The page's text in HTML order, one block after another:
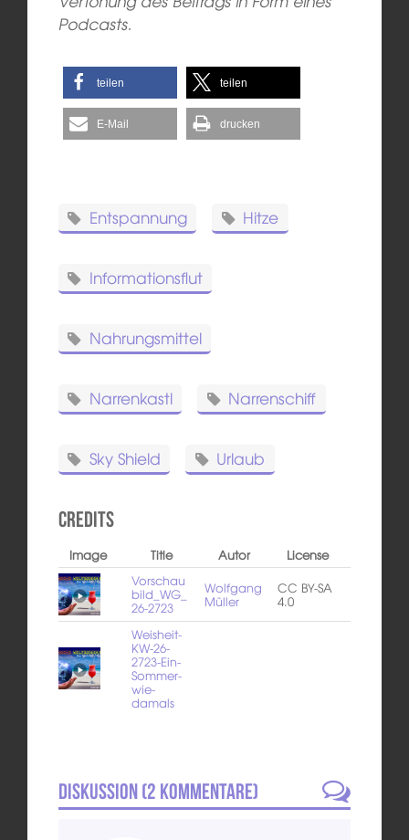
Podcasts.
teilen teilen
E-Mail drucken
Entspannung Hitze
Informationsflut
Nahrungsmittel
Narrenkastl Narrenschiff
Sky Shield Urlaub
Credits
Image Title Autor
License
Vorschau
bild_WG_
26-2723
Wolfgang
Müller
CC BY-SA
4.0
Weisheit-
KW-26-
2723-Ein-
Sommer-
wie-
damals
Diskussion (2 Kommentare)